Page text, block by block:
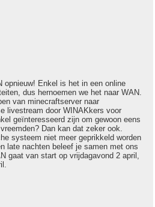
opnieuw! Enkel is het in een online
dus hernoemen we het naar WAN.
van minecraftserver naar
livestream door WINAKkers voor
geïnteresseerd zijn om gewoon eens
Dan kan dat zeker ook.
systeem niet meer geprikkeld worden
late nachten beleef je samen met ons
gaat van start op vrijdagavond 2 april,